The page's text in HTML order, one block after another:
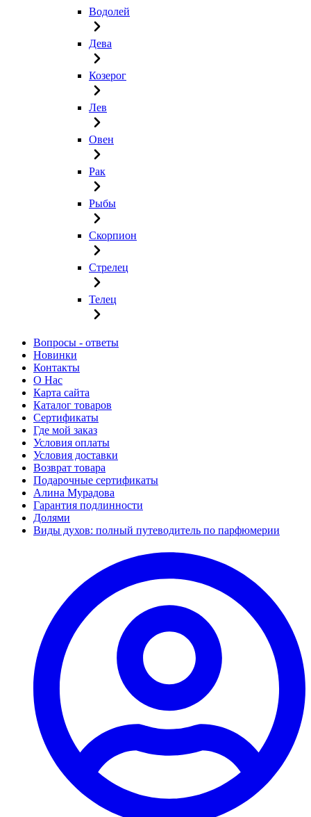
Водолей
Дева
Козерог
Лев
Овен
Рак
Рыбы
Скорпион
Стрелец
Телец
Вопросы - ответы
Новинки
Контакты
О Нас
Карта сайта
Каталог товаров
Сертификаты
Где мой заказ
Условия оплаты
Условия доставки
Возврат товара
Подарочные сертификаты
Алина Мурадова
Гарантия подлинности
Долями
Виды духов: полный путеводитель по парфюмерии